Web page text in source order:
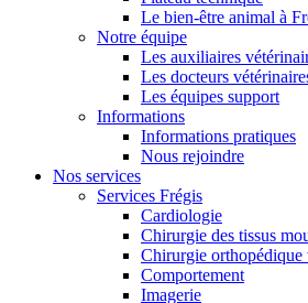
Le bien-être animal à
Notre équipe
Les auxiliaires
Les docteurs
Les équipes support
Informations
Informations pratiques
Nous rejoindre
Nos services
Services Frégis
Cardiologie
Chirurgie des tissus
Chirurgie orthopédique
Comportement
Imagerie